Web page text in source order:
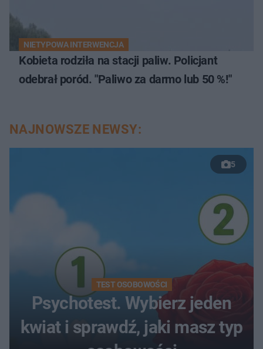
NIETYPOWA INTERWENCJA
Kobieta rodziła na stacji paliw. Policjant
odebrał poród. "Paliwo za darmo lub 50 %!"
NAJNOWSZE NEWSY:
5
TEST OSOBOWOŚCI
Psychotest. Wybierz jeden
kwiat i sprawdź, jaki masz typ